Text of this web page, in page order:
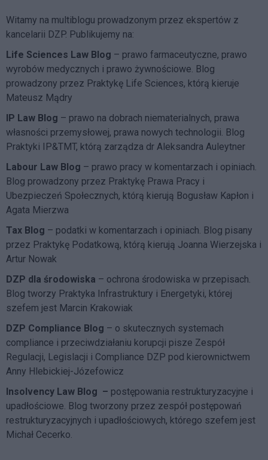
Witamy na multiblogu prowadzonym przez ekspertów z
kancelarii DZP. Publikujemy na:
Life Sciences Law Blog – prawo farmaceutyczne, prawo
wyrobów medycznych i prawo żywnościowe. Blog
prowadzony przez Praktykę Life Sciences, którą kieruje
Mateusz Mądry
IP Law Blog – prawo na dobrach niematerialnych, prawa
własności przemysłowej, prawa nowych technologii. Blog
Praktyki IP&TMT, którą zarządza dr Aleksandra Auleytner
Labour Law Blog – prawo pracy w komentarzach i opiniach.
Blog prowadzony przez Praktykę Prawa Pracy i
Ubezpieczeń Społecznych, którą kierują Bogusław Kapłon i
Agata Mierzwa
Tax Blog – podatki w komentarzach i opiniach. Blog pisany
przez Praktykę Podatkową, którą kierują Joanna Wierzejska i
Artur Nowak
DZP dla środowiska – ochrona środowiska w przepisach.
Blog tworzy Praktyka Infrastruktury i Energetyki, której
szefem jest Marcin Krakowiak
DZP Compliance Blog – o skutecznych systemach
compliance i przeciwdziałaniu korupcji pisze Zespół
Regulacji, Legislacji i Compliance DZP pod kierownictwem
Anny Hlebickiej-Józefowicz
Insolvency Law Blog – postępowania restrukturyzacyjne i
upadłościowe. Blog tworzony przez zespół postępowań
restrukturyzacyjnych i upadłościowych, którego szefem jest
Michał Cecerko.